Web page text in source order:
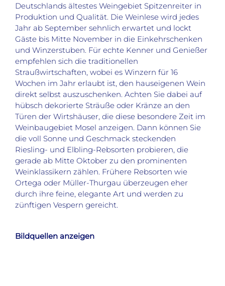
Deutschlands ältestes Weingebiet Spitzenreiter in
Produktion und Qualität. Die Weinlese wird jedes
Jahr ab September sehnlich erwartet und lockt
Gäste bis Mitte November in die Einkehrschenken
und Winzerstuben. Für echte Kenner und Genießer
empfehlen sich die traditionellen
Straußwirtschaften, wobei es Winzern für 16
Wochen im Jahr erlaubt ist, den hauseigenen Wein
direkt selbst auszuschenken. Achten Sie dabei auf
hübsch dekorierte Sträuße oder Kränze an den
Türen der Wirtshäuser, die diese besondere Zeit im
Weinbaugebiet Mosel anzeigen. Dann können Sie
die voll Sonne und Geschmack steckenden
Riesling- und Elbling-Rebsorten probieren, die
gerade ab Mitte Oktober zu den prominenten
Weinklassikern zählen. Frühere Rebsorten wie
Ortega oder Müller-Thurgau überzeugen eher
durch ihre feine, elegante Art und werden zu
zünftigen Vespern gereicht.
Bildquellen anzeigen